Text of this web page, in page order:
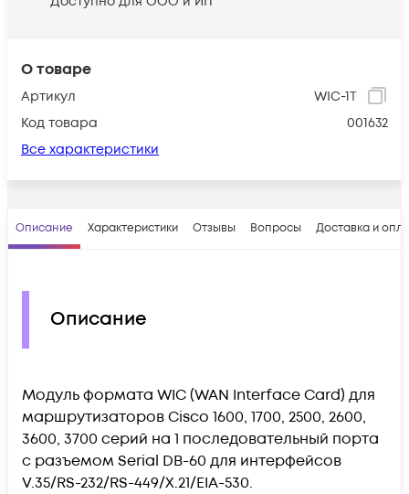
О товаре
Артикул
WIC-1T
Код товара
001632
Все характеристики
Описание Характеристики Отзывы Вопросы Доставка и
Описание
Модуль формата WIC (WAN Interface Card) для
маршрутизаторов Cisco 1600, 1700, 2500, 2600,
3600, 3700 серий на 1 последовательный порта
с разъемом Serial DB-60 для интерфейсов
V.35/RS-232/RS-449/X.21/EIA-530.